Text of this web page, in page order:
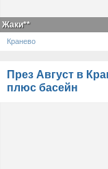
Жаки**
Кранево
През Август в
плюс басейн